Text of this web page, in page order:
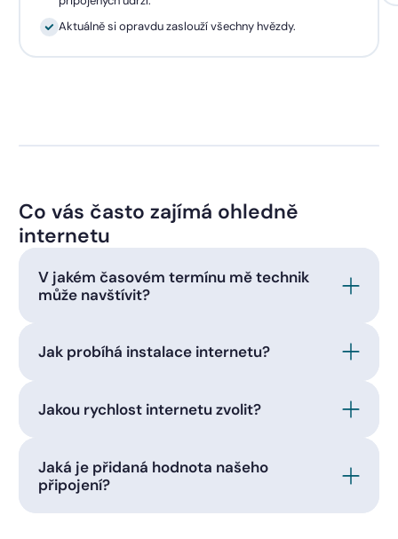
Aktuálně si opravdu zaslouží všechny hvězdy.
Co vás často zajímá ohledně
internetu
V jakém časovém termínu mě technik
může navštívit?
Jak probíhá instalace internetu?
Jakou rychlost internetu zvolit?
Jaká je přidaná hodnota našeho
připojení?